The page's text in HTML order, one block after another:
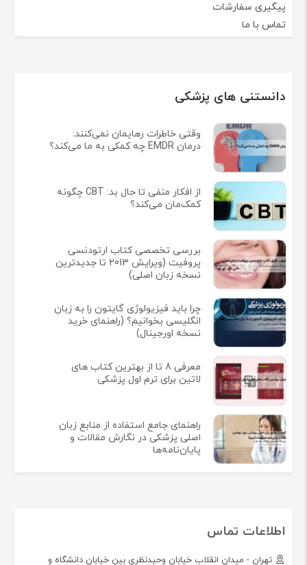
پیگیری سفارشات
تماس با ما
دانستنی های پزشکی
وقتی خاطرات رهایمان نمی‌کنند:
درمان EMDR چه کمکی به ما می‌کند؟
از افکار منفی تا حال بد: CBT چگونه
کمک‌مان می‌کند؟
بررسی تخصصی کتاب ارتودنسی
پروفیت (ویرایش 2013 تا جدیدترین
نسخه زبان اصلی)
چرا باید فیزیولوژی گایتون را به زبان
انگلیسی بخوانیم؟ (راهنمای خرید
نسخه اورجینال)
معرفی 8 تا از بهترین کتاب های
لاتین برای ترم اول پزشکی
راهنمای جامع استفاده از منابع زبان
اصلی پزشکی در نگارش مقالات و
پایان‌نامه‌ها
اطلاعات تماس
تهران - میدان انقلاب خیابان وحیدنظری بین خیابان دانشگاه و